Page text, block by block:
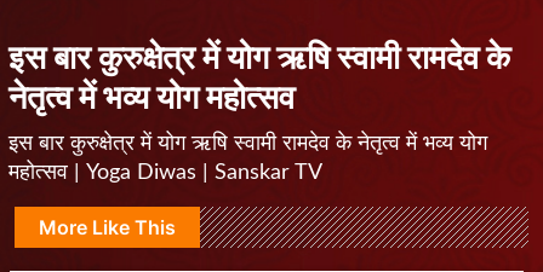
इस बार कुरुक्षेत्र में योग ऋषि स्वामी रामदेव के
नेतृत्व में भव्य योग महोत्सव
इस बार कुरुक्षेत्र में योग ऋषि स्वामी रामदेव के नेतृत्व में भव्य योग
महोत्सव | Yoga Diwas | Sanskar TV
More Like This